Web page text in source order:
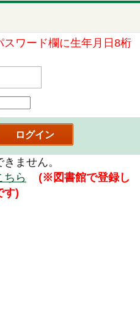
ワード欄に生年月日8桁
ません。
ちら
(※図書館で登録し
す)